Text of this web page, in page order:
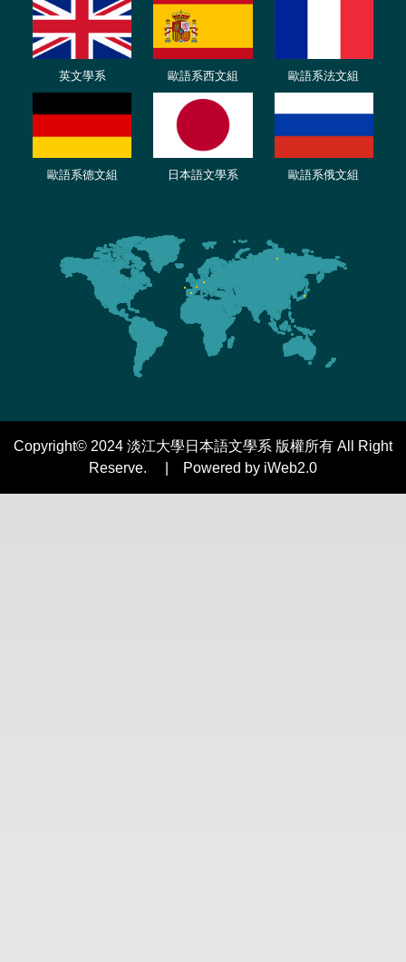
英文學系 歐語系西文組 歐語系法文組
歐語系德文組 日本語文學系 歐語系俄文組
Copyright© 2024 淡江大學日本語文學系 版權所有 All Right
Reserve. | Powered by iWeb2.0